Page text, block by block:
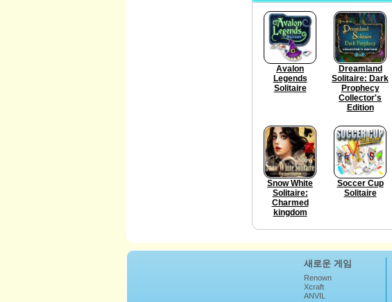
Avalon
Legends
Solitaire
Dreamland
Solitaire: Dark
Prophecy
Collector's
Edition
Snow White
Solitaire:
Charmed
kingdom
Soccer Cup
Solitaire
새로운 게임
Renown
Xcraft
ANVIL